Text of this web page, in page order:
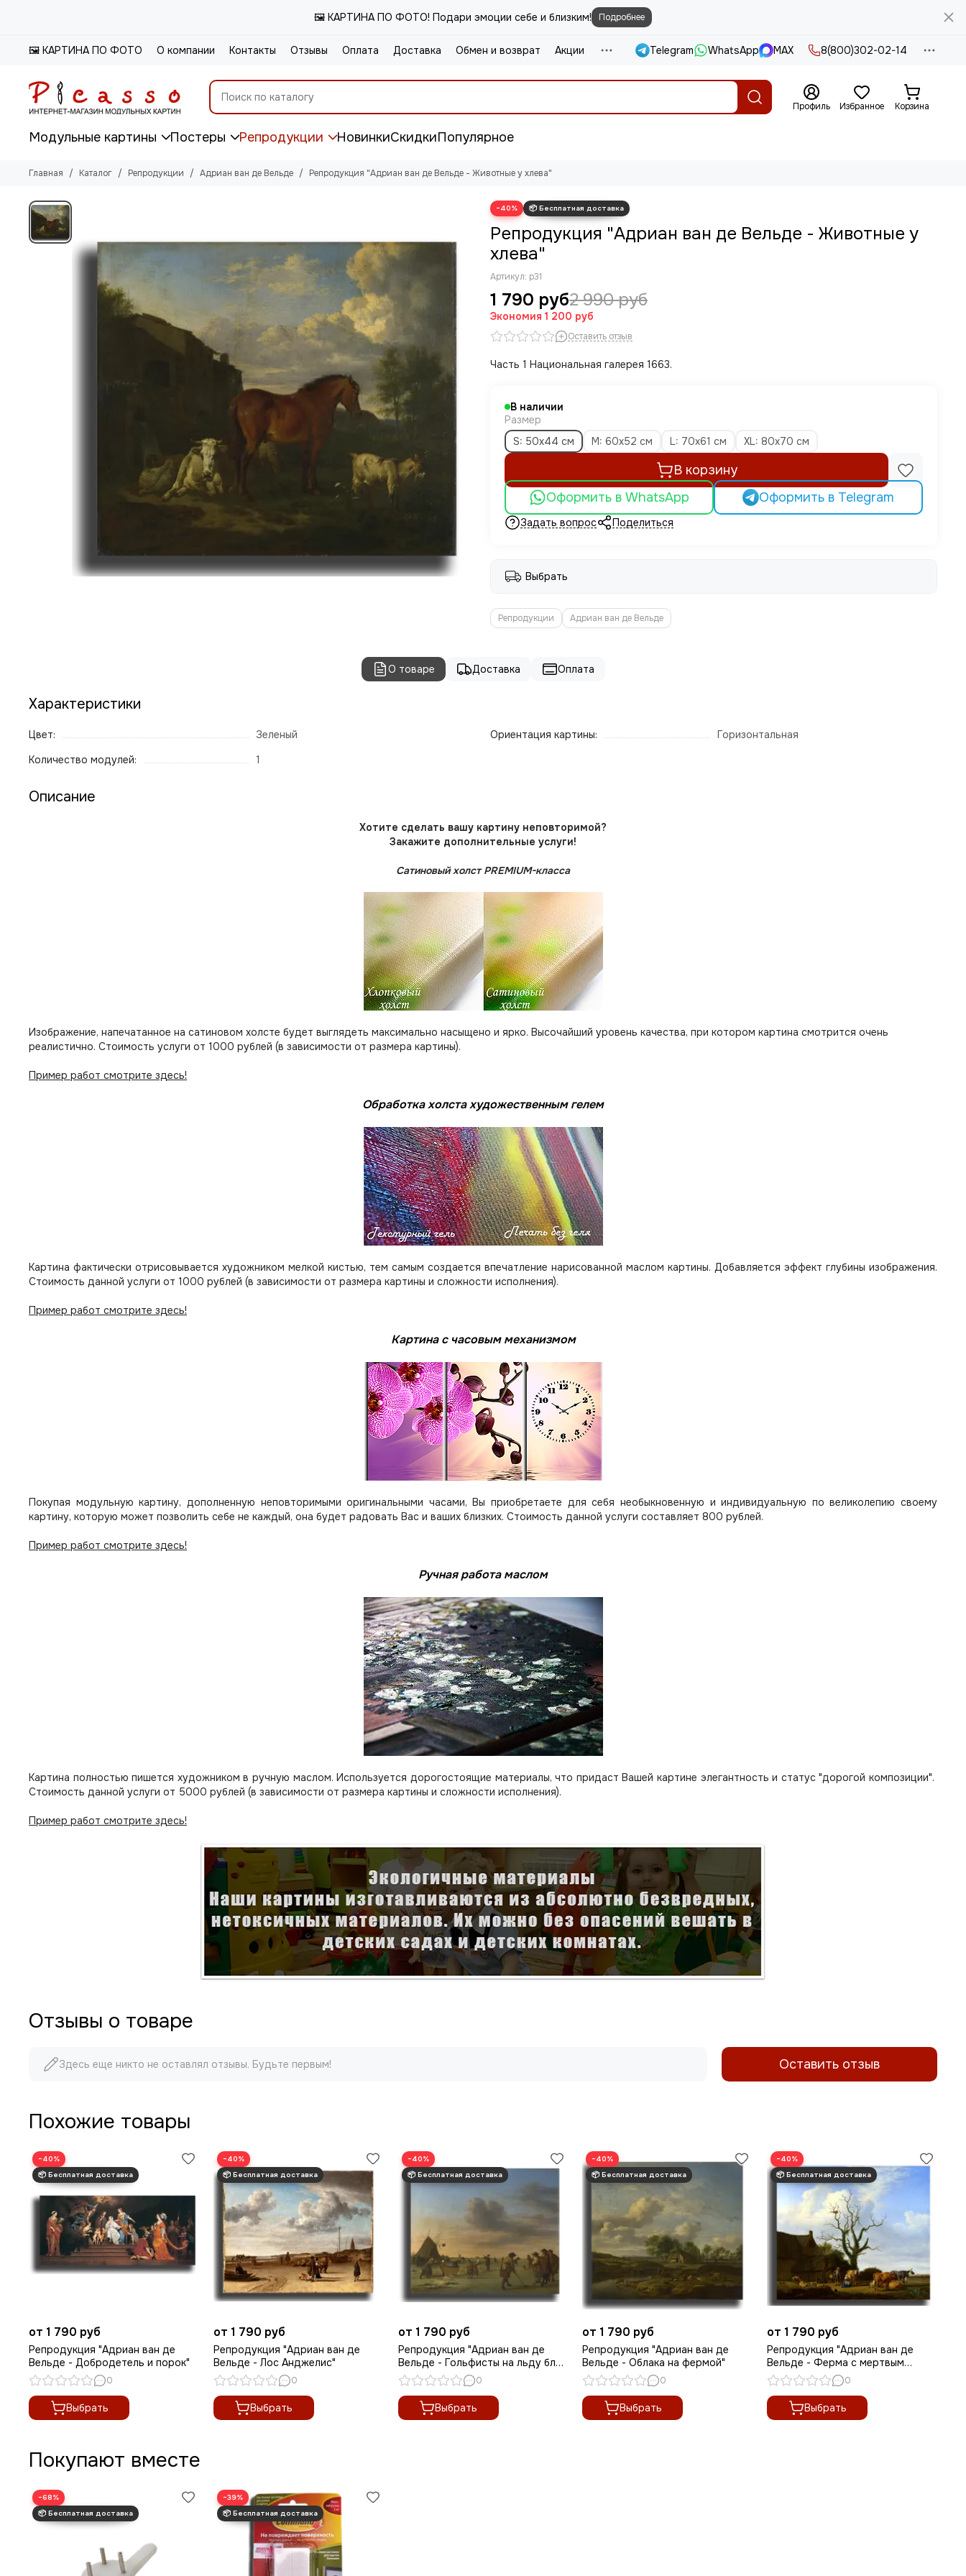
🖼️ КАРТИНА ПО ФОТО! Подари эмоции себе и близким! Подробнее
🖼️ КАРТИНА ПО ФОТО О компании Контакты Отзывы Оплата Доставка Обмен и возврат Акции Telegram WhatsApp MAX 8(800)302-02-14
Профиль Избранное Корзина
Модульные картины Постеры Репродукции НовинкиСкидкиПопулярное
Главная Каталог Репродукции Адриан ван де Вельде Репродукция "Адриан ван де Вельде - Животные у хлева"
−40%
Репродукция "Адриан ван де Вельде - Животные у
хлева"
Артикул: р31
1 790 руб2 990 руб
Экономия 1 200 руб
Оставить отзыв
Часть 1 Национальная галерея 1663.
В наличии
Размер
S: 50х44 см
M: 60х52 см L: 70х61 см XL: 80х70 см
В корзину
Оформить в WhatsApp
Оформить в Telegram
Задать вопрос Поделиться
Выбрать
Репродукции Адриан ван де Вельде
О товаре Доставка Оплата
Характеристики
Цвет:
Зеленый
Количество модулей:
1
Ориентация картины: Горизонтальная
Описание
Хотите сделать вашу картину неповторимой?
Закажите дополнительные услуги!
Сатиновый холст PREMIUM-класса
Изображение, напечатанное на сатиновом холсте будет выглядеть максимально насыщено и ярко. Высочайший уровень качества, при котором картина смотрится очень
реалистично. Стоимость услуги от 1000 рублей (в зависимости от размера картины).
Пример работ смотрите здесь!
Обработка холста художественным гелем
Картина фактически отрисовывается художником мелкой кистью, тем самым создается впечатление нарисованной маслом картины. Добавляется эффект глубины изображения.
Стоимость данной услуги от 1000 рублей (в зависимости от размера картины и сложности исполнения).
Пример работ смотрите здесь!
Картина с часовым механизмом
Покупая модульную картину, дополненную неповторимыми оригинальными часами, Вы приобретаете для себя необыкновенную и индивидуальную по великолепию своему
картину, которую может позволить себе не каждый, она будет радовать Вас и ваших близких. Стоимость данной услуги составляет 800 рублей.
Пример работ смотрите здесь!
Ручная работа маслом
Картина полностью пишется художником в ручную маслом. Используется дорогостоящие материалы, что придаст Вашей картине элегантность и статус "дорогой композиции".
Стоимость данной услуги от 5000 рублей (в зависимости от размера картины и сложности исполнения).
Пример работ смотрите здесь!
Отзывы о товаре
Здесь еще никто не оставлял отзывы. Будьте первым! Оставить отзыв
Похожие товары
−40%
от 1 790 руб
Репродукция "Адриан ван де
Вельде - Добродетель и порок"
0
Выбрать
−40%
от 1 790 руб
Репродукция "Адриан ван де
Вельде - Лос Анджелис"
0
Выбрать
−40%
от 1 790 руб
Репродукция "Адриан ван де
Вельде - Гольфисты на льду близ
Харлема"
0
Выбрать
−40%
от 1 790 руб
Репродукция "Адриан ван де
Вельде - Облака на фермой"
0
Выбрать
−40%
от 1 790 руб
Репродукция "Адриан ван де
Вельде - Ферма с мертвым
деревом"
0
Выбрать
Покупают вместе
−68% −39%